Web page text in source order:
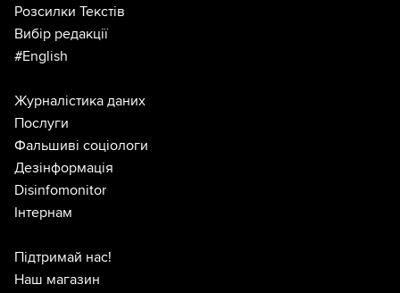
Розсилки Текстів
Вибір редакції
#English
Журналістика даних
Послуги
Фальшиві соціологи
Дезінформація
Disinfomonitor
Інтернам
Підтримай нас!
Наш магазин